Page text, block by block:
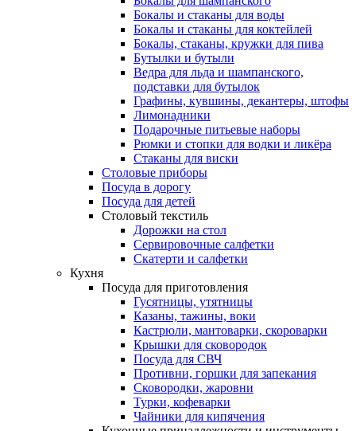
Бокалы и стаканы для воды
Бокалы и стаканы для коктейлей
Бокалы, стаканы, кружки для пива
Бутылки и бутыли
Ведра для льда и шампанского,
подставки для бутылок
Графины, кувшины, декантеры, штофы
Лимонадники
Подарочные питьевые наборы
Рюмки и стопки для водки и ликёра
Стаканы для виски
Столовые приборы
Посуда в дорогу
Посуда для детей
Столовый текстиль
Дорожки на стол
Сервировочные салфетки
Скатерти и салфетки
Кухня
Посуда для приготовления
Гусятницы, утятницы
Казаны, тажины, воки
Кастрюли, мантоварки, скороварки
Крышки для сковородок
Посуда для СВЧ
Противни, горшки для запекания
Сковородки, жаровни
Турки, кофеварки
Чайники для кипячения